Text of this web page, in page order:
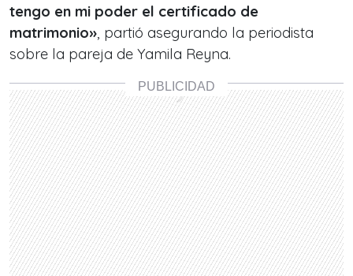
tengo en mi poder el certificado de
matrimonio», partió asegurando la periodista
sobre la pareja de Yamila Reyna.